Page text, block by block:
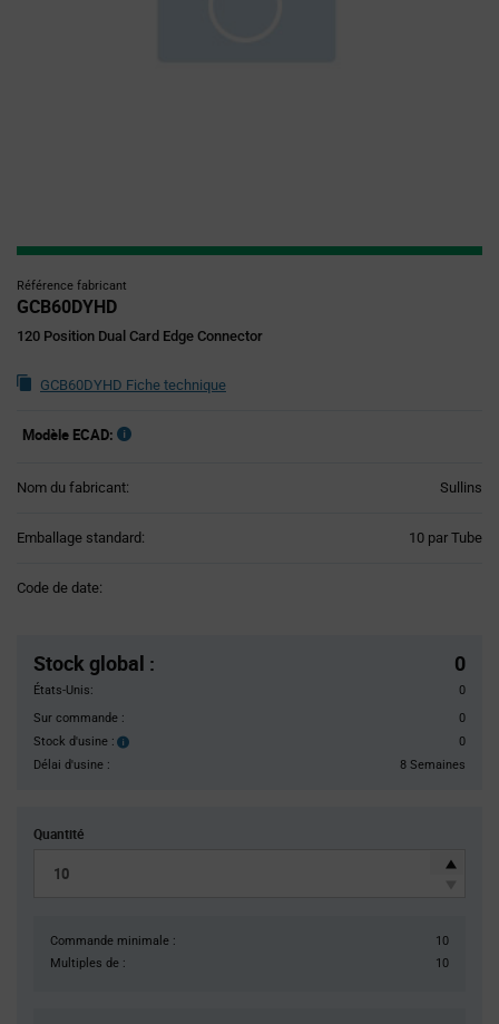
Référence fabricant
GCB60DYHD
120 Position Dual Card Edge Connector
GCB60DYHD Fiche technique
Modèle ECAD:
Nom du fabricant: Sullins
Emballage standard: 10 par Tube
Code de date:
Stock global : 0
États-Unis:
0
Sur commande :
0
Stock d'usine :
Stock
0
Délai d'usine :
8 Semaines
Quantité
Commande minimale :
10
Multiples de :
10